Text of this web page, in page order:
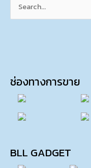
5
Search
for:
ช่องทางการขาย
BLL GADGET